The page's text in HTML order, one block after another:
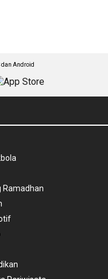
Android
Ramadhan